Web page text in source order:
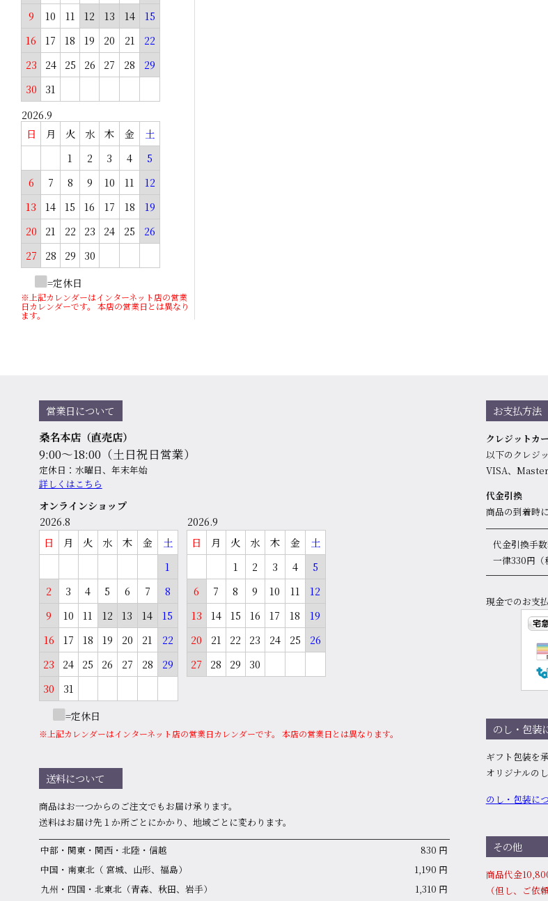
9
10 11 12 13 14
15
16
17 18 19 20 21
22
23
24 25 26 27 28
29
30
31
2026.9
日 月 火 水 木 金
土
1
2 3 4
5
6
7 8 9 10 11
12
13
14 15 16 17 18
19
20
21 22 23 24 25
26
27
28 29 30
=定休日
※上記カレンダーはインターネット店の営業
日カレンダーです。 本店の営業日とは異なり
ます。
営業日について
桑名本店（直売店）
9:00～18:00（土日祝日営業）
定休日：水曜日、年末年始
詳しくはこちら
オンラインショップ
2026.8
日 月 火 水 木 金
土
1
2
3 4 5 6 7
8
9
10 11 12 13 14
15
16
17 18 19 20 21
22
23
24 25 26 27 28
29
30
31
2026.9
日 月 火 水 木 金
土
1
2 3 4
5
6
7 8 9 10 11
12
13
14 15 16 17 18
19
20
21 22 23 24 25
26
27
28 29 30
=定休日
※上記カレンダーはインターネット店の営業日カレンダーです。 本店の営業日とは異なります。
送料について
商品はお⼀つからのご注⽂でもお届け承ります。
送料はお届け先１か所ごとにかかり、地域ごとに変わります。
中部・関東・関西・北陸・信越
830 円
中国・南東北（ 宮城、山形、福島）
1,190 円
九州・四国・北東北（青森、秋田、岩手）
1,310 円
お支払方法
クレジットカ
以下のクレジ
VISA、
代金引換
商品の到着時
代金引換手
一律330円（
現金でのお支
のし・包装
ギフト包装を
オリジナルの
のし・包装に
その他
商品代⾦
（但し、ご依